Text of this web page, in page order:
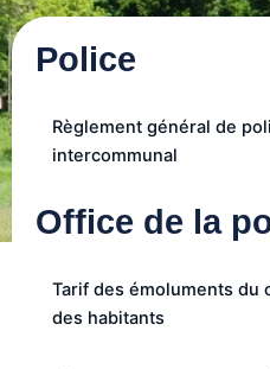
Police
Règlement général de
intercommunal
Office de la
Tarif des émoluments du
des habitants